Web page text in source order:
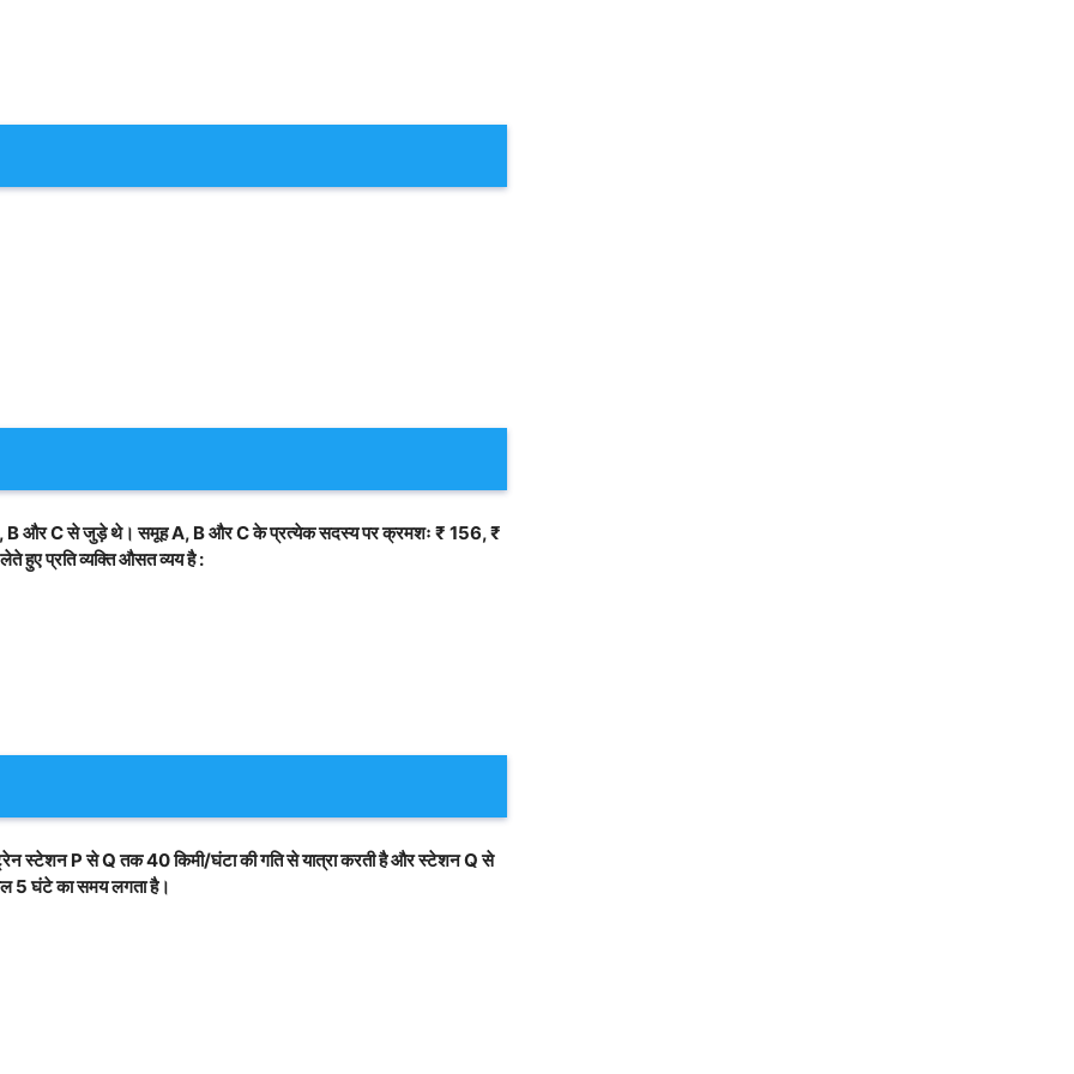
B और C से जुड़े थे। समूह A, B और C के प्रत्येक सदस्य पर क्रमशः ₹ 156, ₹
हुए प्रति व्यक्ति औसत व्यय है :
स्टेशन P से Q तक 40 किमी/घंटा की गति से यात्रा करती है और स्टेशन Q से
5 घंटे का समय लगता है।